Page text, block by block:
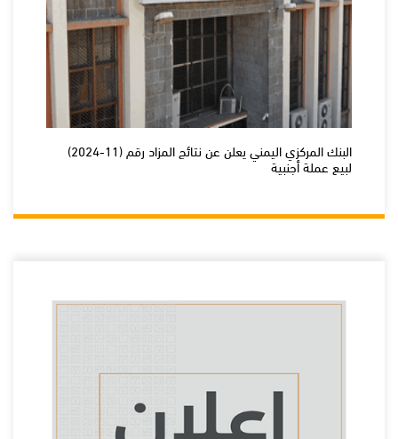
البنك المركزي اليمني يعلن عن نتائج المزاد رقم (11-2024)
لبيع عملة أجنبية